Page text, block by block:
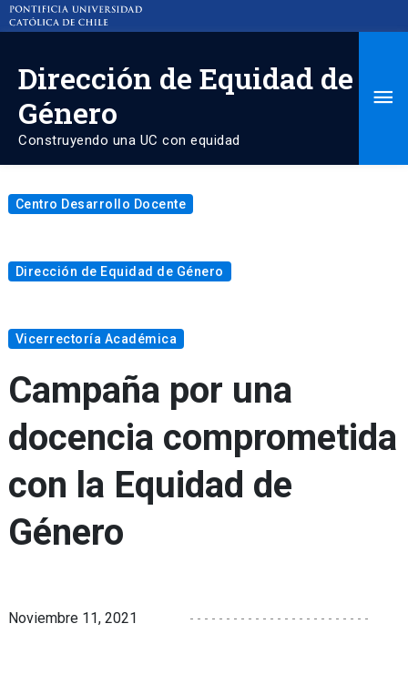
Dirección de Equidad de
Género
Construyendo una UC con equidad
Centro Desarrollo Docente
Dirección de Equidad de Género
Vicerrectoría Académica
Campaña por una
docencia comprometida
con la Equidad de
Género
Noviembre 11, 2021